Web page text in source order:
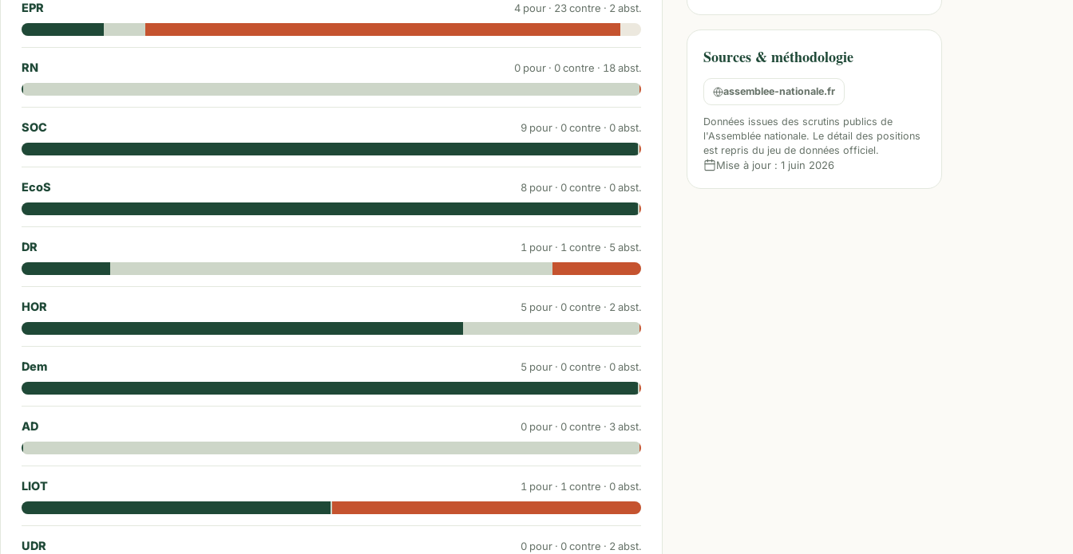
EPR 4 pour · 23contre · 2 abst.
RN 0 pour · 0contre · 18abst.
SOC 9 pour · 0contre · 0abst.
EcoS 8 pour · 0contre · 0abst.
DR 1 pour · 1 contre · 5abst.
HOR 5 pour · 0contre · 2 abst.
Dem 5 pour · 0contre · 0abst.
AD 0 pour · 0contre · 3abst.
LIOT 1 pour · 1 contre · 0abst.
UDR 0 pour · 0contre · 2 abst.
Sources & méthodologie
assemblee-nationale.fr
Données issues des scrutins publics de
l'Assemblée nationale. Le détail des positions
est repris du jeu de données officiel.
Mise à jour : 1 juin 2026